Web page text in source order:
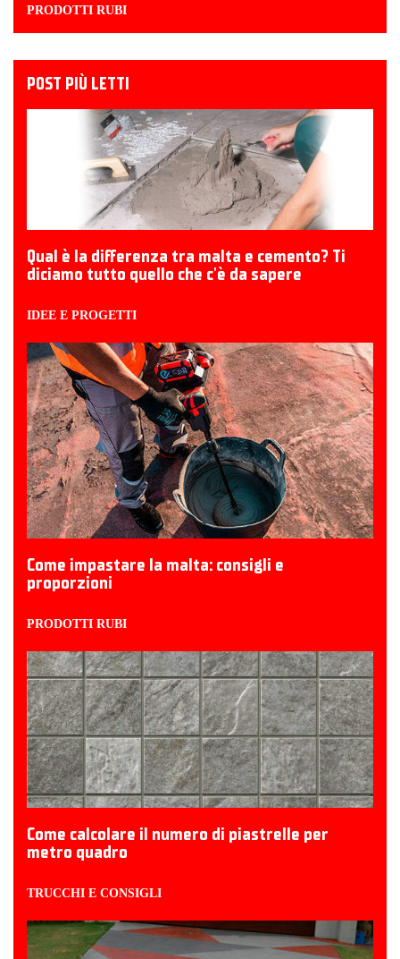
PRODOTTI RUBI
POST PIÙ LETTI
Qual è la differenza tra malta e cemento? Ti
diciamo tutto quello che c'è da sapere
IDEE E PROGETTI
Come impastare la malta: consigli e
proporzioni
PRODOTTI RUBI
Come calcolare il numero di piastrelle per
metro quadro
TRUCCHI E CONSIGLI